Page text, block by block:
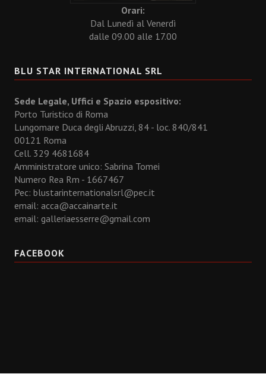
Orari:
Dal Lunedì al Venerdì
dalle 09.00 alle 17.00
BLU STAR INTERNATIONAL SRL
Sede Legale, Uffici e Spazio espositivo:
Porto Turistico di Roma
Lungomare Duca degli Abruzzi, 84 - loc. 840/841
00121 Roma
Cell. 329 4681684
Amministratore unico: Sabrina Tomei
Numero Rea Rm - 1667467
Pec: blustarinternationalsrl@pec.it
email: acca@accainarte.it
email: galleriaesserre@gmail.com
FACEBOOK